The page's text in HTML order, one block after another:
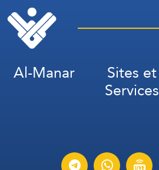
Al-Manar Sites et
Services